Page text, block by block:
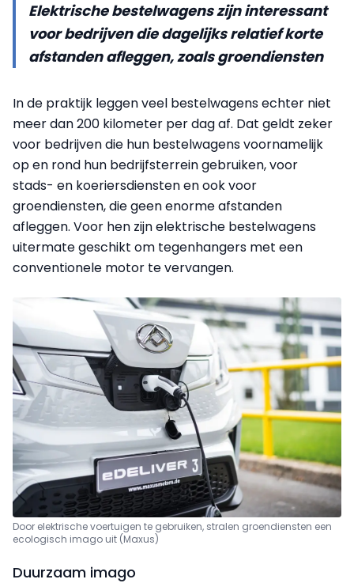
Elektrische bestelwagens zijn interessant
voor bedrijven die dagelijks relatief korte
afstanden afleggen, zoals groendiensten
In de praktijk leggen veel bestelwagens echter niet
meer dan 200 kilometer per dag af. Dat geldt zeker
voor bedrijven die hun bestelwagens voornamelijk
op en rond hun bedrijfsterrein gebruiken, voor
stads- en koeriersdiensten en ook voor
groendiensten, die geen enorme afstanden
afleggen. Voor hen zijn elektrische bestelwagens
uitermate geschikt om tegenhangers met een
conventionele motor te vervangen.
Door elektrische voertuigen te gebruiken, stralen groendiensten een
ecologisch imago uit (Maxus)
Duurzaam imago